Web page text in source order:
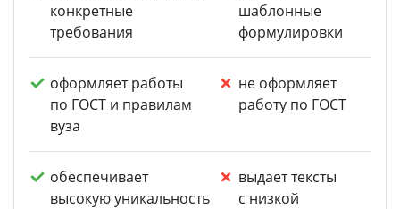
конкретные
требования
шаблонные
формулировки
оформляет работы
по ГОСТ и правилам
вуза
не оформляет
работу по ГОСТ
обеспечивает
высокую уникальность
выдает тексты
с низкой